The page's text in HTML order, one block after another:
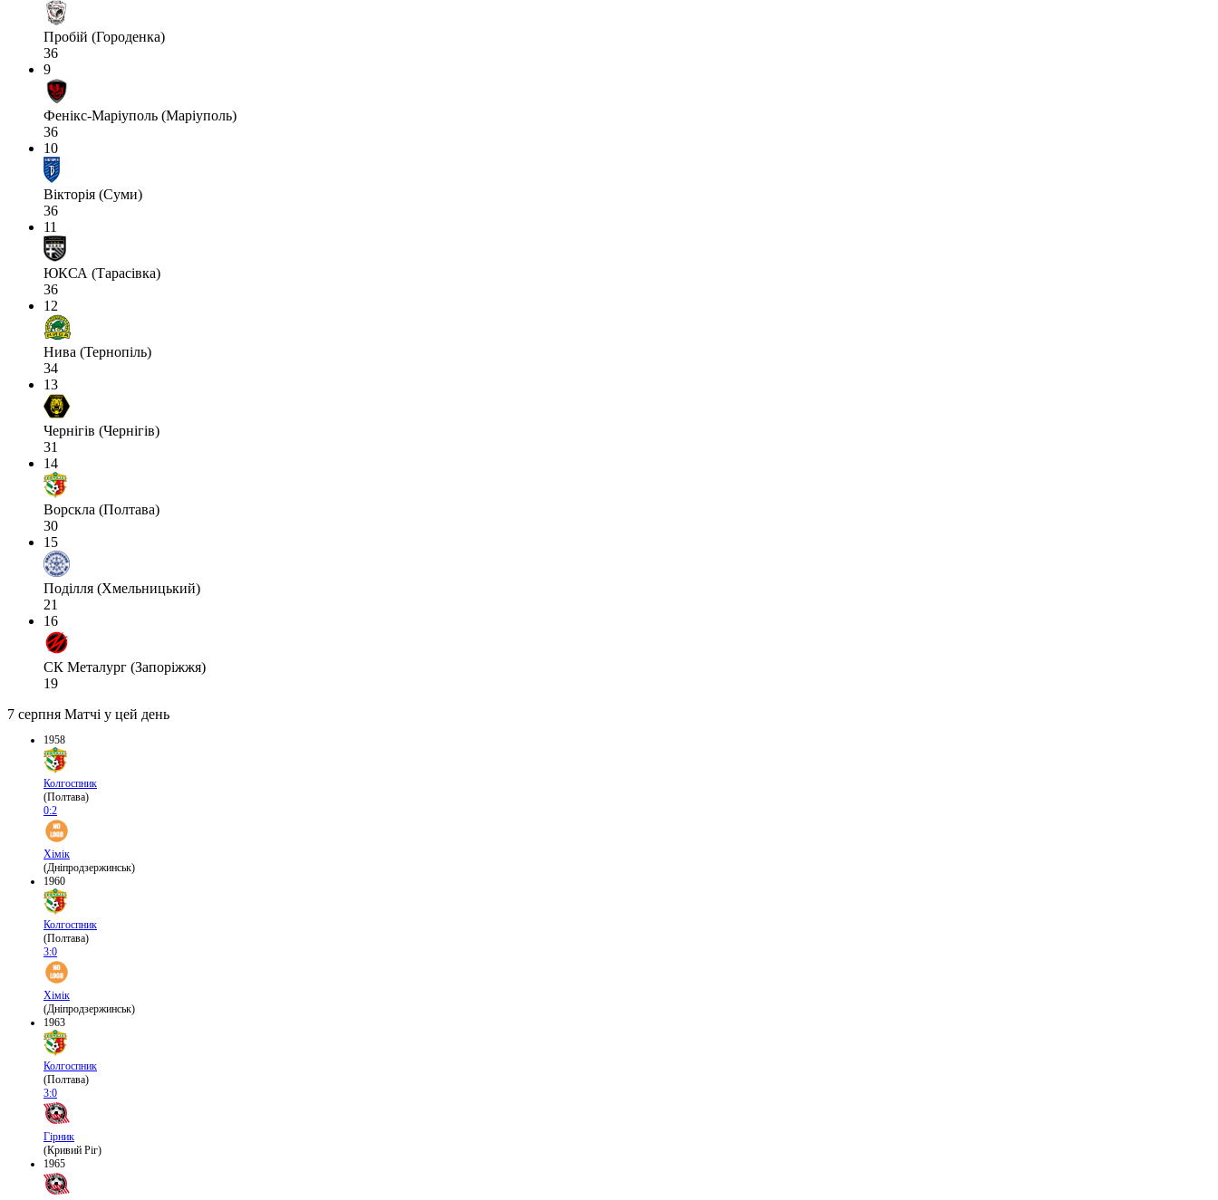
Пробій (Городенка)
36
9
Фенікс-Маріуполь (Маріуполь)
36
10
Вікторія (Суми)
36
11
ЮКСА (Тарасівка)
36
12
Нива (Тернопіль)
34
13
Чернігів (Чернігів)
31
14
Ворскла (Полтава)
30
15
Поділля (Хмельницький)
21
16
СК Металург (Запоріжжя)
19
7 серпня Матчі у цей день
1958
Колгоспник
(Полтава)
0:2
Хімік
(Дніпродзержинськ)
1960
Колгоспник
(Полтава)
3:0
Хімік
(Дніпродзержинськ)
1963
Колгоспник
(Полтава)
3:0
Гірник
(Кривий Ріг)
1965